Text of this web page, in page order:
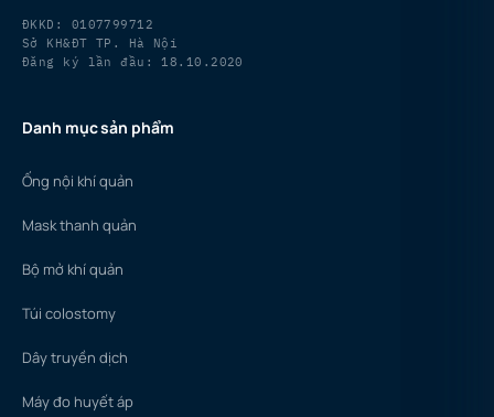
ĐKKD: 0107799712
Sở KH&ĐT TP. Hà Nội
Đăng ký lần đầu: 18.10.2020
Danh mục sản phẩm
Ống nội khí quản
Mask thanh quản
Bộ mở khí quản
Túi colostomy
Dây truyền dịch
Máy đo huyết áp